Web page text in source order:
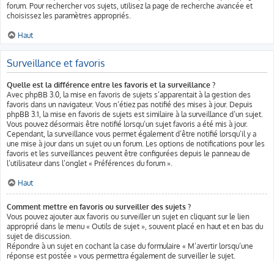
forum. Pour rechercher vos sujets, utilisez la page de recherche avancée et
choisissez les paramètres appropriés.
Haut
Surveillance et favoris
Quelle est la différence entre les favoris et la surveillance ?
Avec phpBB 3.0, la mise en favoris de sujets s’apparentait à la gestion des
favoris dans un navigateur. Vous n’étiez pas notifié des mises à jour. Depuis
phpBB 3.1, la mise en favoris de sujets est similaire à la surveillance d’un sujet.
Vous pouvez désormais être notifié lorsqu’un sujet favoris a été mis à jour.
Cependant, la surveillance vous permet également d’être notifié lorsqu’il y a
une mise à jour dans un sujet ou un forum. Les options de notifications pour les
favoris et les surveillances peuvent être configurées depuis le panneau de
l’utilisateur dans l’onglet « Préférences du forum ».
Haut
Comment mettre en favoris ou surveiller des sujets ?
Vous pouvez ajouter aux favoris ou surveiller un sujet en cliquant sur le lien
approprié dans le menu « Outils de sujet », souvent placé en haut et en bas du
sujet de discussion.
Répondre à un sujet en cochant la case du formulaire « M’avertir lorsqu’une
réponse est postée » vous permettra également de surveiller le sujet.